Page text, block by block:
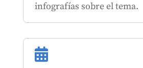
infografías sobre el tema.
